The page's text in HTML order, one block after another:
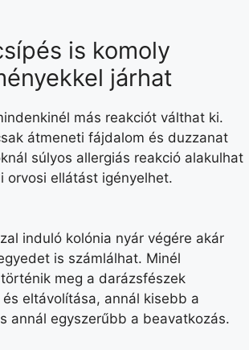
is komoly
járhat
más reakciót válthat ki.
átmeneti fájdalom és duzzanat
súlyos allergiás reakció alakulhat
orvosi ellátást igényelhet.
induló kolónia nyár végére akár
is számlálhat. Minél
meg a darázsfészek
eltávolítása, annál kisebb a
annál egyszerűbb a beavatkozás.